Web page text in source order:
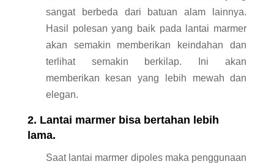
sangat berbeda dari batuan alam lainnya.
Hasil polesan yang baik pada lantai marmer
akan semakin memberikan keindahan dan
terlihat semakin berkilap. Ini akan
memberikan kesan yang lebih mewah dan
elegan.
2. Lantai marmer bisa bertahan lebih
lama.
Saat lantai marmer dipoles maka penggunaan